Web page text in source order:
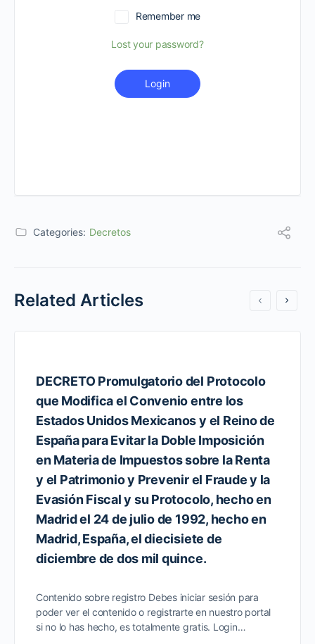
Remember me
Lost your password?
Login
Categories: Decretos
Related Articles
DECRETO Promulgatorio del Protocolo
que Modifica el Convenio entre los
Estados Unidos Mexicanos y el Reino de
España para Evitar la Doble Imposición
en Materia de Impuestos sobre la Renta
y el Patrimonio y Prevenir el Fraude y la
Evasión Fiscal y su Protocolo, hecho en
Madrid el 24 de julio de 1992, hecho en
Madrid, España, el diecisiete de
diciembre de dos mil quince.
Contenido sobre registro Debes iniciar sesión para
poder ver el contenido o registrarte en nuestro portal
si no lo has hecho, es totalmente gratis. Login…